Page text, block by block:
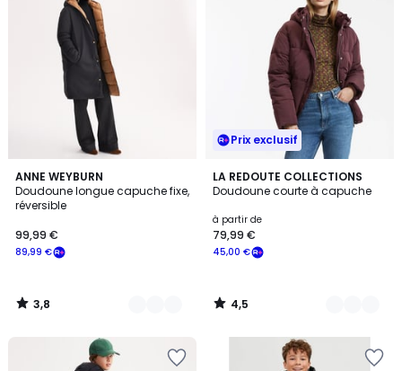
ANNE WEYBURN
Doudoune longue capuche fixe,
réversible
89,99 €
99,99 €
3,8
/ 5
2
Couleurs
3,8
/
Prix exclusif
LA REDOUTE COLLECTIONS
Doudoune courte à capuche
à partir de
45,00 €
79,99 €
4,5
/ 5
2
Couleurs
4,5
/